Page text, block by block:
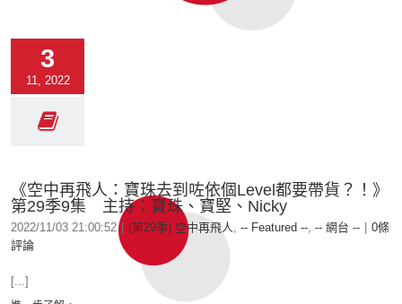
3
11, 2022
《空中再飛人：寶珠去到咗依個Level都要帶貨？！》
第29季9集 主持：寶珠、寶堅、Nicky
2022/11/03 21:00:52 (第29季) 空中再飛人, -- Featured --, -- 網台 --
0條
評論
[...]